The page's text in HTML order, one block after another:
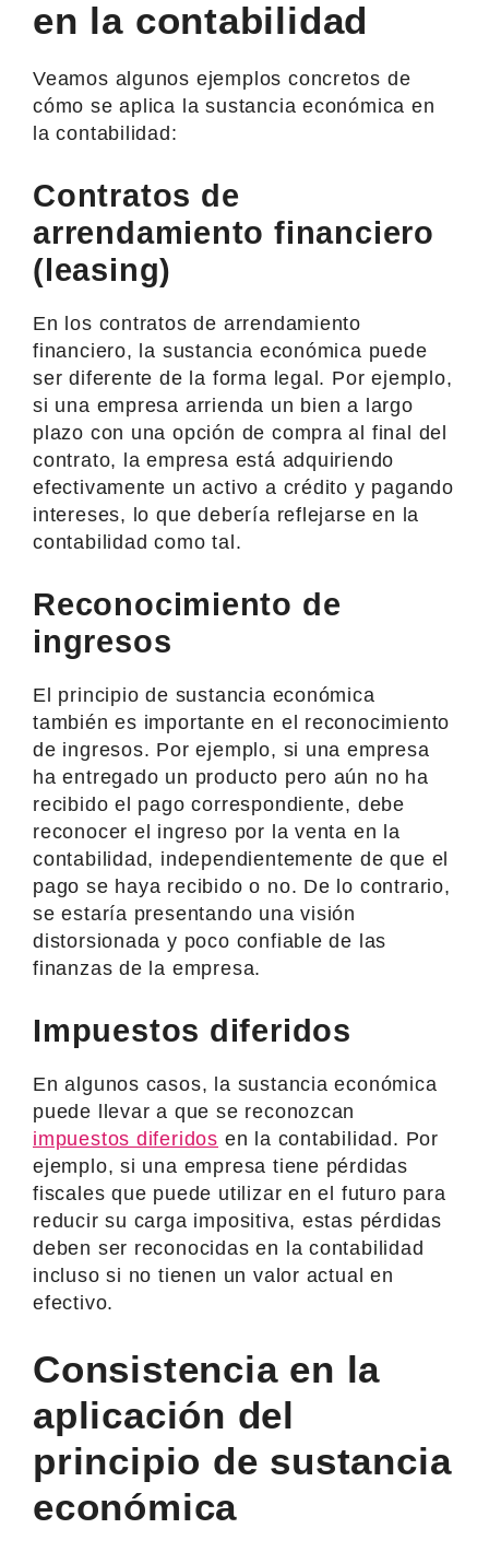
en la contabilidad
Veamos algunos ejemplos concretos de
cómo se aplica la sustancia económica en
la contabilidad:
Contratos de
arrendamiento financiero
(leasing)
En los contratos de arrendamiento
financiero, la sustancia económica puede
ser diferente de la forma legal. Por ejemplo,
si una empresa arrienda un bien a largo
plazo con una opción de compra al final del
contrato, la empresa está adquiriendo
efectivamente un activo a crédito y pagando
intereses, lo que debería reflejarse en la
contabilidad como tal.
Reconocimiento de
ingresos
El principio de sustancia económica
también es importante en el reconocimiento
de ingresos. Por ejemplo, si una empresa
ha entregado un producto pero aún no ha
recibido el pago correspondiente, debe
reconocer el ingreso por la venta en la
contabilidad, independientemente de que el
pago se haya recibido o no. De lo contrario,
se estaría presentando una visión
distorsionada y poco confiable de las
finanzas de la empresa.
Impuestos diferidos
En algunos casos, la sustancia económica
puede llevar a que se reconozcan
impuestos diferidos en la contabilidad. Por
ejemplo, si una empresa tiene pérdidas
fiscales que puede utilizar en el futuro para
reducir su carga impositiva, estas pérdidas
deben ser reconocidas en la contabilidad
incluso si no tienen un valor actual en
efectivo.
Consistencia en la
aplicación del
principio de sustancia
económica